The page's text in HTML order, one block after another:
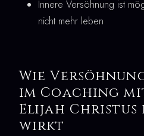
Innere Versöhnung ist
nicht mehr leben
Wie
im Coaching
Elijah Christus
wirkt